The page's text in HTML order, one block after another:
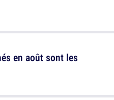
en août sont les